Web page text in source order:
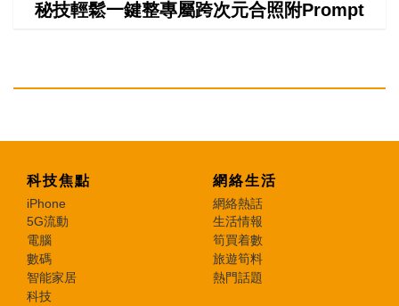
秘技輕鬆一鍵整專屬跨次元合照附Prompt
科技焦點
iPhone
5G流動
電腦
數碼
智能家居
科技
網絡生活
網絡熱話
生活情報
筍買着數
旅遊筍料
熱門話題